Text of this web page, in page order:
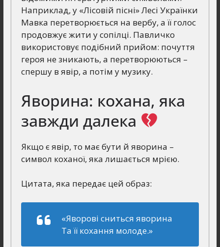
Наприклад, у «Лісовій пісні» Лесі Українки
Мавка перетворюється на вербу, а її голос
продовжує жити у сопілці. Павличко
використовує подібний прийом: почуття
героя не зникають, а перетворюються –
спершу в явір, а потім у музику.
Яворина: кохана, яка
завжди далека
Якщо є явір, то має бути й яворина –
символ коханої, яка лишається мрією.
Цитата, яка передає цей образ:
«Яворові сниться яворина
Та її кохання молоде.»